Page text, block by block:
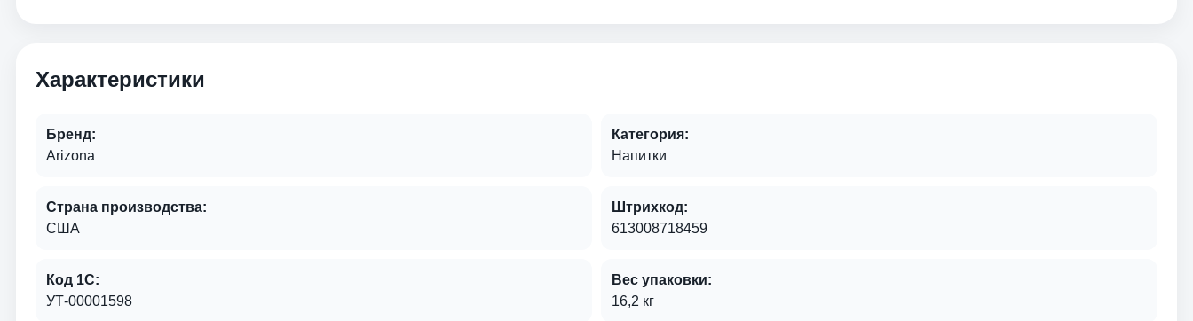
Характеристики
Бренд:
Arizona
Категория:
Напитки
Страна производства:
США
Штрихкод:
613008718459
Код 1С:
УТ-00001598
Вес упаковки:
16,2 кг